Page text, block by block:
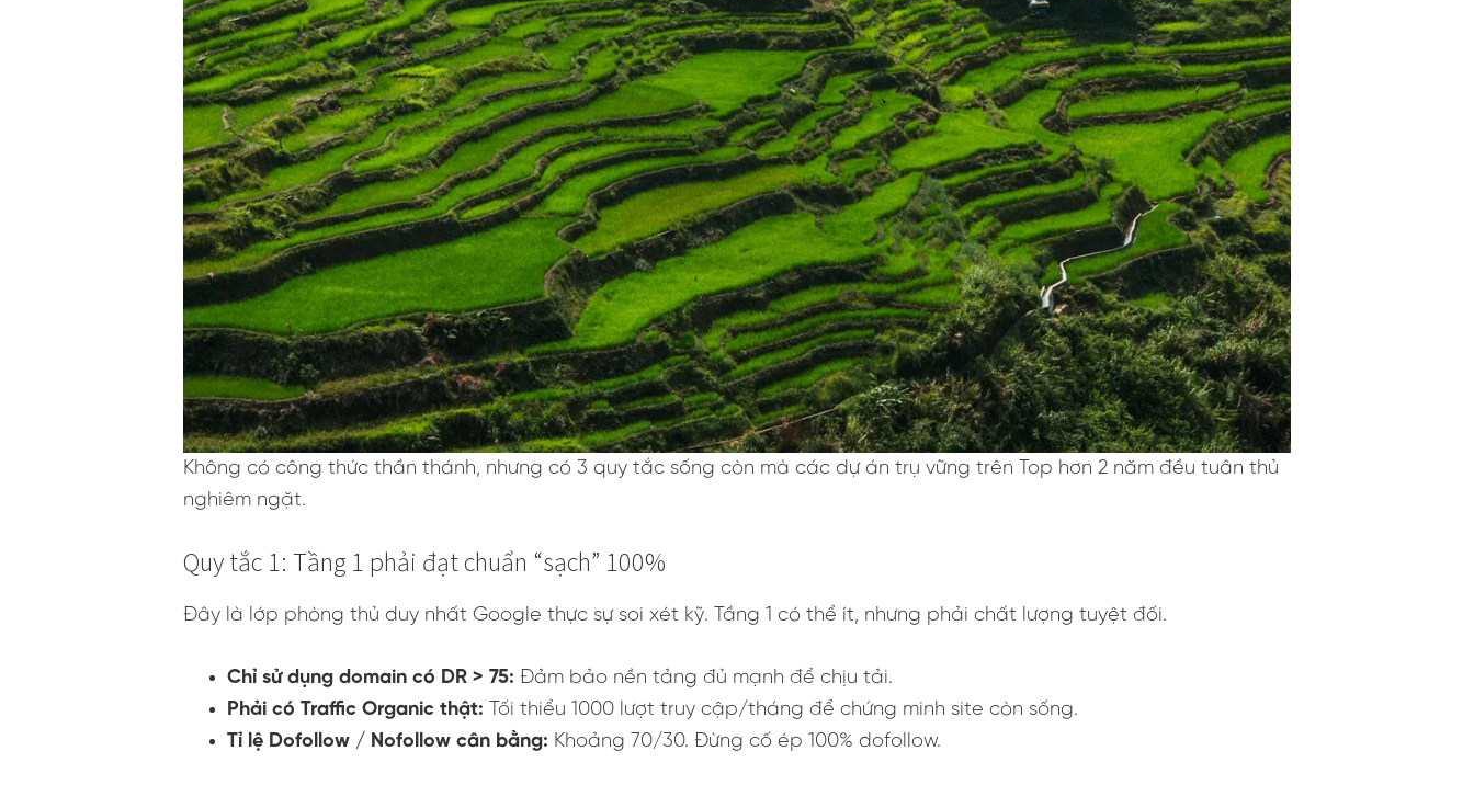
Không có công thức thần thánh, nhưng có 3 quy tắc sống còn mà các dự án trụ vững trên Top hơn 2 năm đều tuân thủ
nghiêm ngặt.
Quy tắc 1: Tầng 1 phải đạt chuẩn “sạch” 100%
Đây là lớp phòng thủ duy nhất Google thực sự soi xét kỹ. Tầng 1 có thể ít, nhưng phải chất lượng tuyệt đối.
Chỉ sử dụng domain có DR > 75: Đảm bảo nền tảng đủ mạnh để chịu tải.
Phải có Traffic Organic thật: Tối thiểu 1000 lượt truy cập/tháng để chứng minh site còn sống.
Tỉ lệ Dofollow / Nofollow cân bằng: Khoảng 70/30. Đừng cố ép 100% dofollow.